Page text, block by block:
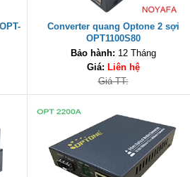
Converter quang Optone 2 sợi
OPT1100S80
Bảo hành: 12 Tháng
Giá: Liên hệ
Giá TT: